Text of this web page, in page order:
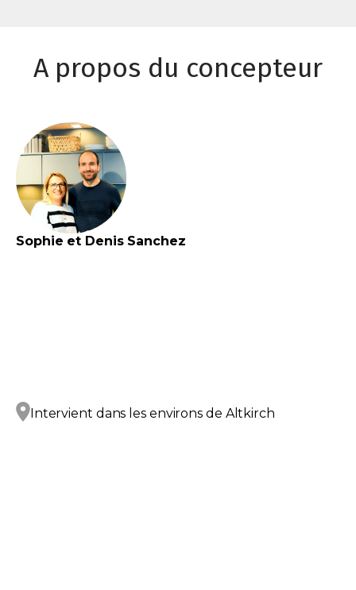
A propos du concepteur
Sophie et Denis Sanchez
Intervient dans les environs de Altkirch